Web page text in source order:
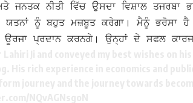
ਜਨਤਕ ਨੀਤੀ ਵਿੱਚ ਉਸਦਾ ਵਿਸ਼ਾਲ ਤਜਰਬਾ
ਨੂੰ ਬਹੁਤ ਮਜ਼ਬੂਤ ​​ਕਰੇਗਾ। ਮੈਨੂੰ ਭਰੋਸਾ
ਊਰਜਾ ਪ੍ਰਦਾਨ ਕਰਨਗੇ। ਉਨ੍ਹਾਂ ਦੇ ਸਫਲ